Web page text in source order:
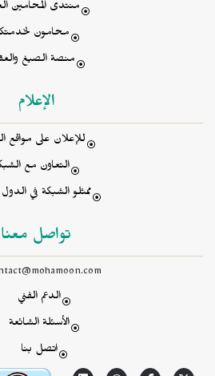
منتدى المحامين
محامون
منصة الصيغ
الإعلام
للإعلان على مواقع
التعاون مع
ممثلو الشبكة في الدول
تواصل معنا
الدعم الفني
الأسئلة الشائعة
اتصل بنا